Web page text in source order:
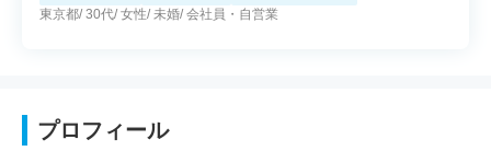
内容に沿った提案をされている印象がある。
東京都 30代 女性 未婚 会社員・自営業
プロフィール